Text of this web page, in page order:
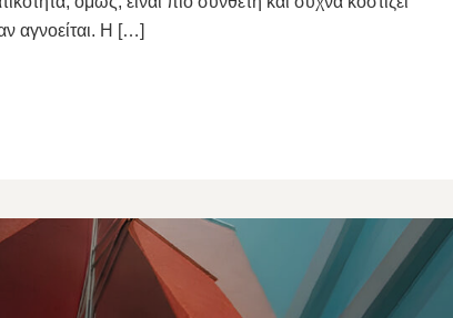
αγνοείται. Η […]